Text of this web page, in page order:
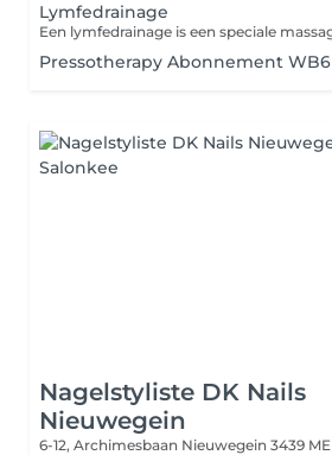
Lymfedrainage
Pressotherapy Abonnement WB6
Nagelstyliste DK Nails
Nieuwegein
6-12, Archimesbaan Nieuwegein 3439 ME